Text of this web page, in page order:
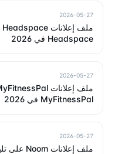
2026-05-27
Headspace في 2026
2026-05-27
MyFitnessPal في 2026
2026-05-27
ملف إعلانات Noom على تليجرام: كيف تعلن Noom في 2026